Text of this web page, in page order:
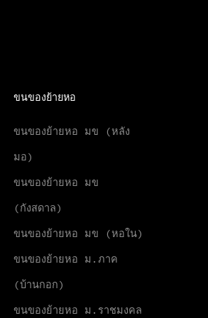
ขนของย้ายหอ
ขนของย้ายหอ มข (หลัง
มอ)
ขนของย้ายหอ มข
(กังสดาล)
ขนของย้ายหอ มข (หอใน)
ขนของย้ายหอ ม.ภาค
(บ้านกอก)
ขนของย้ายหอ ม.ราชมงคล